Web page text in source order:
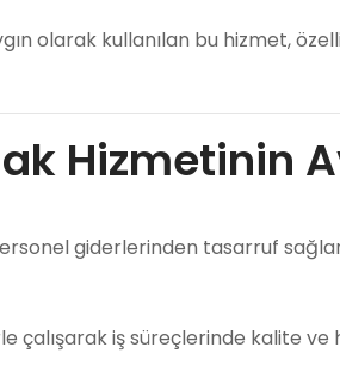
olarak kullanılan bu hizmet,
Hizmetinin
giderlerinden tasarruf
çalışarak iş süreçlerinde kalite ve